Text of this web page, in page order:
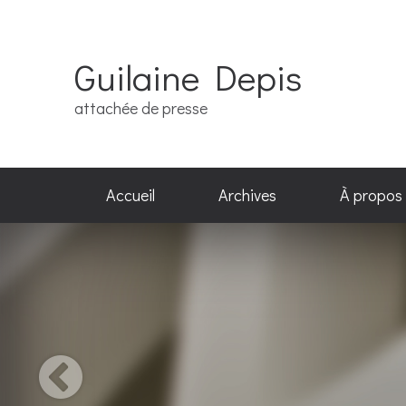
Guilaine Depis
attachée de presse
Accueil Archives À propos